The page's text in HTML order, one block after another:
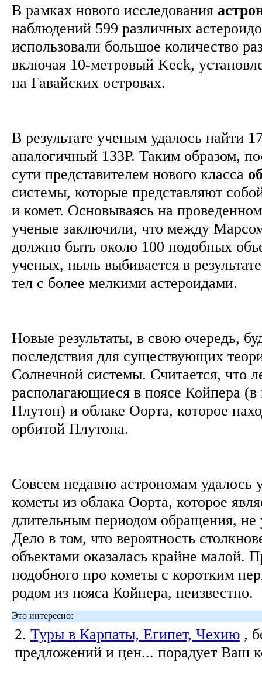
В рамках нового исследования
наблюдений 599 различных
использовали большое количество
включая 10-метровый Keck,
на Гавайских островах.
В результате ученым удалось найти
аналогичный 133P. Таким образом,
сути представителем нового класса
системы, которые представляют
и комет. Основываясь на
ученые заключили, что между
должно быть около 100 подобных
ученых, пыль выбивается в
тел с более мелкими астероидами.
Новые результаты, в свою очередь,
последствия для существующих
Солнечной системы. Считается, что
располагающиеся в поясе Койпера (в
Плутон) и облаке Оорта, которое
орбитой Плутона.
Совсем недавно астрономам удалось
кометы из облака Оорта, которое
длительным периодом обращения,
Дело в том, что вероятность
объектами оказалась крайне малой.
подобного про кометы с коротким
родом из пояса Койпера, неизвестно.
Это интересно:
2. Туры в Карпаты, Египет, Чехию ,
предложений и цен... порадует Ваш